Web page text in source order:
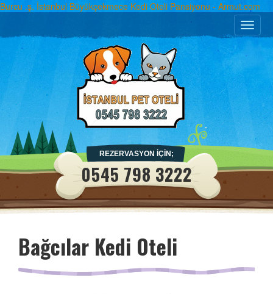
Burcu .ş. İstanbul Büyükçekmece Kedi Oteli Pansiyonu - Armut.com
Toggle
REZERVASYON İÇİN;
0545 798 3222
Bağcılar Kedi Oteli